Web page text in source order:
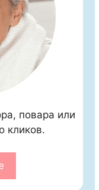
повара или
кликов.